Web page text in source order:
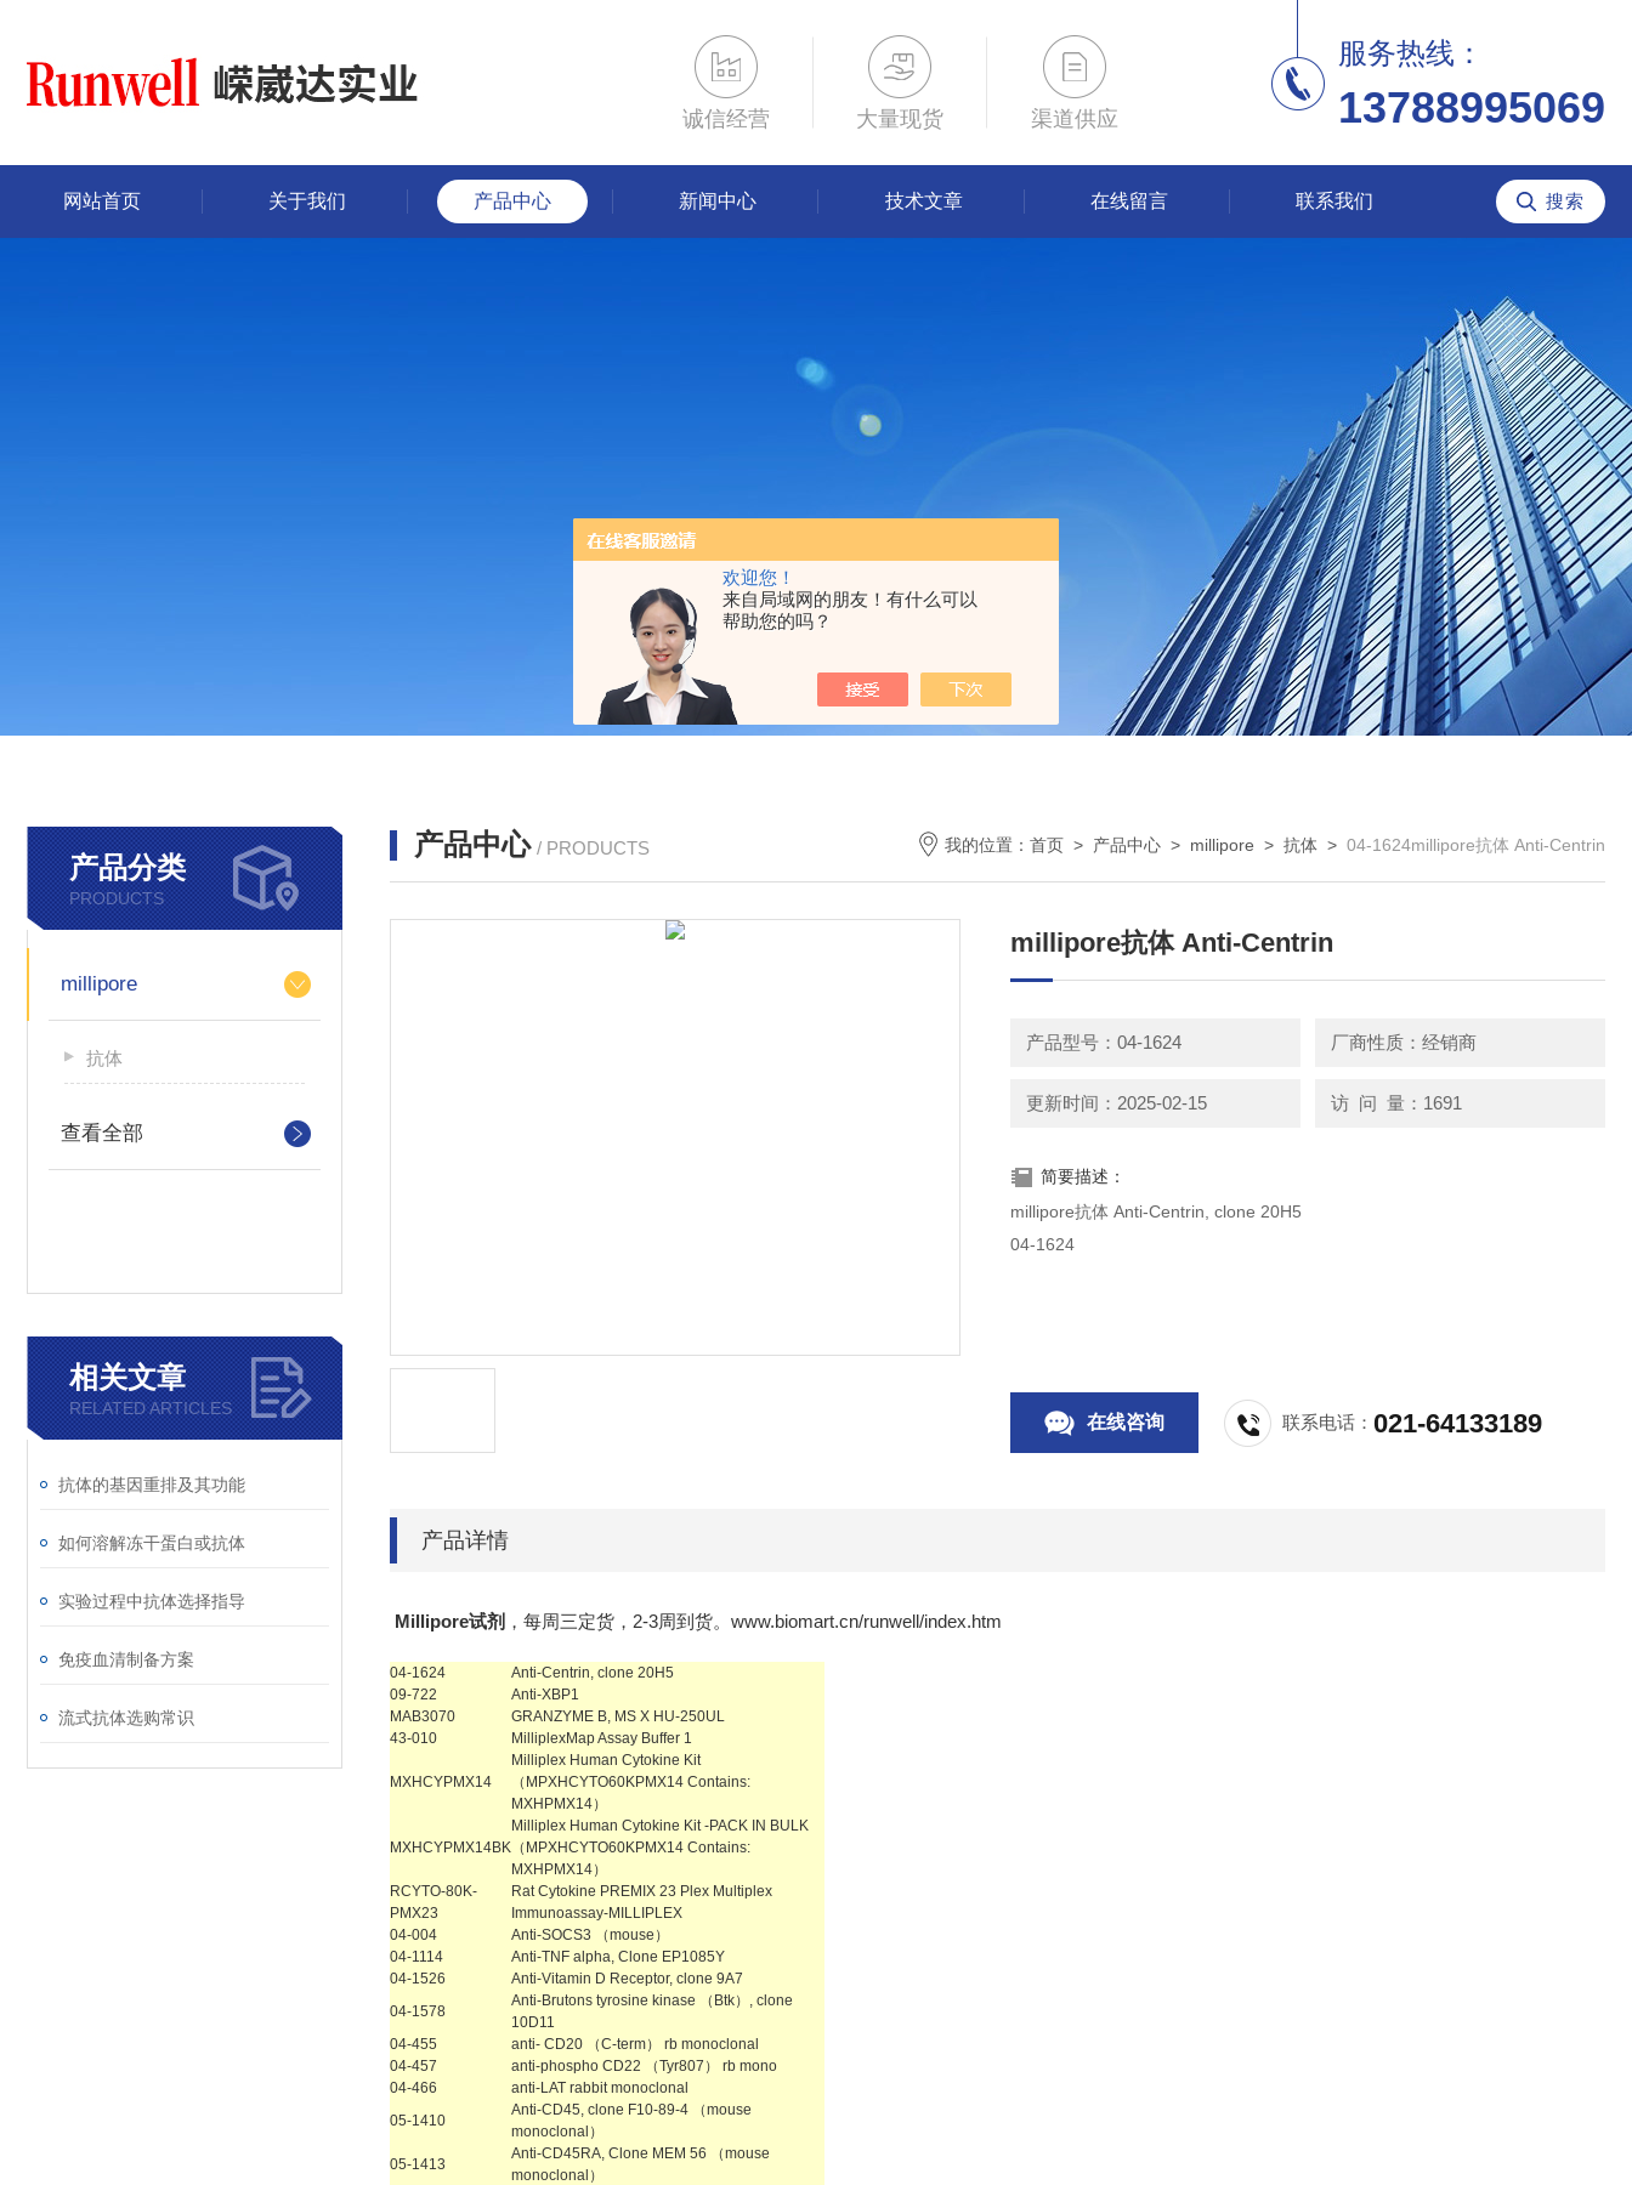
欢迎您！
来自局域网的朋友！有什么可以
帮助您的吗？
诚信经营 大量现货 渠道供应
服务热线：
13788995069
网站首页 关于我们 产品中心 新闻中心 技术文章 在线留言 联系我们
产品分类
PRODUCTS
millipore
抗体
查看全部
相关文章
RELATED ARTICLES
抗体的基因重排及其功能
如何溶解冻干蛋白或抗体
实验过程中抗体选择指导
免疫血清制备方案
流式抗体选购常识
产品中心 / PRODUCTS 我的位置： 首页 > 产品中心 > millipore > 抗体 > 04-1624millipore抗体 Anti-Centrin
millipore抗体 Anti-Centrin
产品型号：04-1624 厂商性质：经销商
更新时间：2025-02-15 访 问 量：1691
简要描述：
millipore抗体 Anti-Centrin, clone 20H5
04-1624
在线咨询 联系电话：021-64133189
产品详情
Millipore试剂 ，每周三定货，2-3周到货。www.biomart.cn/runwell/index.htm
04-1624
Anti-Centrin, clone 20H5
09-722
Anti-XBP1
MAB3070
GRANZYME B, MS X HU-250UL
43-010
MilliplexMap Assay Buffer 1
MXHCYPMX14
Milliplex Human Cytokine Kit
（MPXHCYTO60KPMX14 Contains:
MXHPMX14）
MXHCYPMX14BK
Milliplex Human Cytokine Kit -PACK IN BULK
（MPXHCYTO60KPMX14 Contains:
MXHPMX14）
RCYTO-80K-
PMX23
Rat Cytokine PREMIX 23 Plex Multiplex
Immunoassay-MILLIPLEX
04-004
Anti-SOCS3 （mouse）
04-1114
Anti-TNF alpha, Clone EP1085Y
04-1526
Anti-Vitamin D Receptor, clone 9A7
04-1578
Anti-Brutons tyrosine kinase （Btk）, clone
10D11
04-455
anti- CD20 （C-term） rb monoclonal
04-457
anti-phospho CD22 （Tyr807） rb mono
04-466
anti-LAT rabbit monoclonal
05-1410
Anti-CD45, clone F10-89-4 （mouse
monoclonal）
05-1413
Anti-CD45RA, Clone MEM 56 （mouse
monoclonal）